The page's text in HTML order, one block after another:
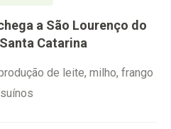
a São Lourenço do
Catarina
de leite, milho, frango